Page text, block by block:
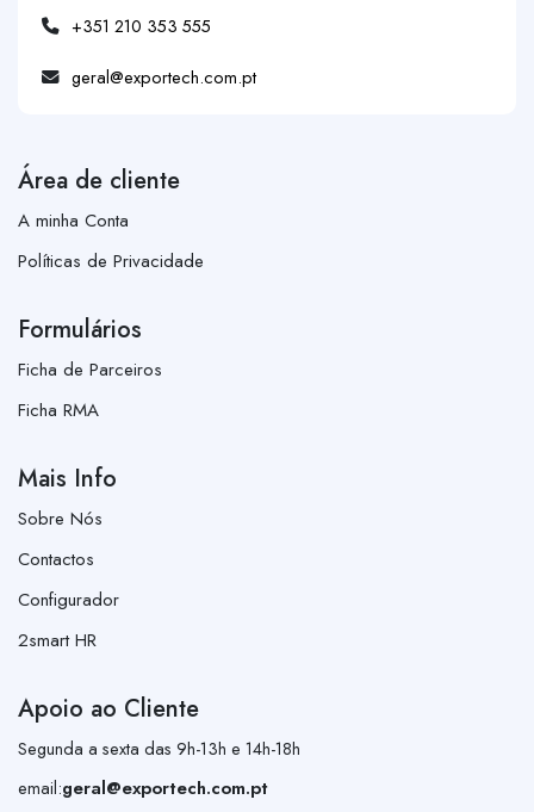
+351 210 353 555
geral@exportech.com.pt
Área de cliente
A minha Conta
Políticas de Privacidade
Formulários
Ficha de Parceiros
Ficha RMA
Mais Info
Sobre Nós
Contactos
Configurador
2smart HR
Apoio ao Cliente
Segunda a sexta das 9h-13h e 14h-18h
email:geral@exportech.com.pt